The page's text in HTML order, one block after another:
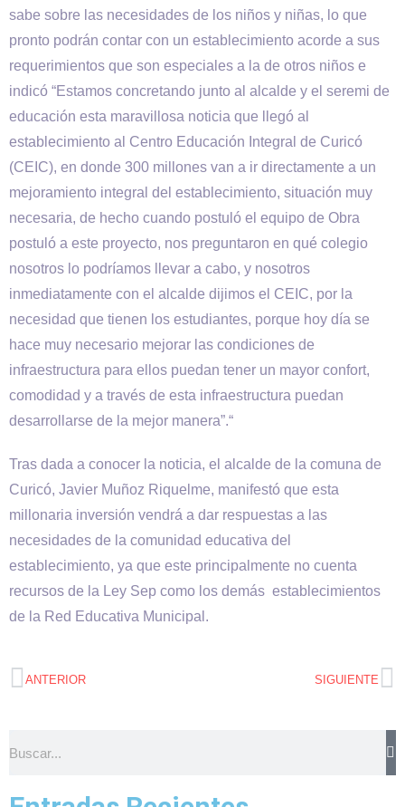
sabe sobre las necesidades de los niños y niñas, lo que
pronto podrán contar con un establecimiento acorde a sus
requerimientos que son especiales a la de otros niños e
indicó “Estamos concretando junto al alcalde y el seremi de
educación esta maravillosa noticia que llegó al
establecimiento al Centro Educación Integral de Curicó
(CEIC), en donde 300 millones van a ir directamente a un
mejoramiento integral del establecimiento, situación muy
necesaria, de hecho cuando postuló el equipo de Obra
postuló a este proyecto, nos preguntaron en qué colegio
nosotros lo podríamos llevar a cabo, y nosotros
inmediatamente con el alcalde dijimos el CEIC, por la
necesidad que tienen los estudiantes, porque hoy día se
hace muy necesario mejorar las condiciones de
infraestructura para ellos puedan tener un mayor confort,
comodidad y a través de esta infraestructura puedan
desarrollarse de la mejor manera”.“
Tras dada a conocer la noticia, el alcalde de la comuna de
Curicó, Javier Muñoz Riquelme, manifestó que esta
millonaria inversión vendrá a dar respuestas a las
necesidades de la comunidad educativa del
establecimiento, ya que este principalmente no cuenta
recursos de la Ley Sep como los demás establecimientos
de la Red Educativa Municipal.
ANTERIOR SIGUIENTE